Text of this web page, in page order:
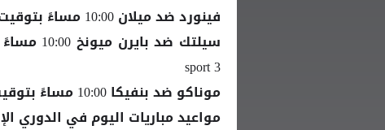
فينورد ضدميلان 10:00 مساءً بتوقيت القاهرة / 11:00 مساءً بتوقيت مكة المكرمة bein sport 1
sport 3
موناكو ضد بنفيكا 10:00 مساءً بتوقيت القاهرة / 11:00 مساءً بتوقيت مكة المكرمة bein sport 4
مواعيد مباريات اليوم في الدوري